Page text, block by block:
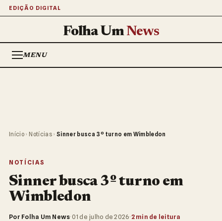
EDIÇÃO DIGITAL
Folha UmNews
MENU
Início › Notícias › Sinner busca 3º turno em Wimbledon
NOTÍCIAS
Sinner busca 3º turno em
Wimbledon
Por Folha Um News·01 de julho de 2026·2 min de leitura